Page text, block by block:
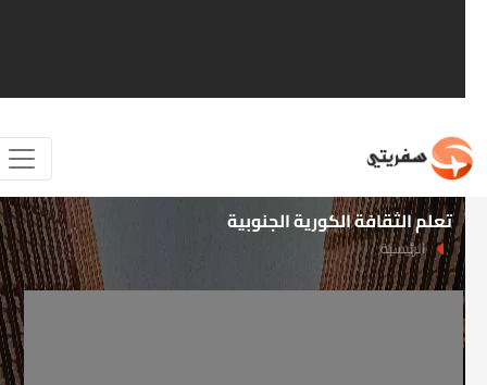
تعلم الثقافة الكورية الجنوبية
الرئيسية